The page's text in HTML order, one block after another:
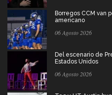
Borregos CCM van
americano
06 Agosto 2026
Del escenario de
Estados Unidos
06 Agosto 2026